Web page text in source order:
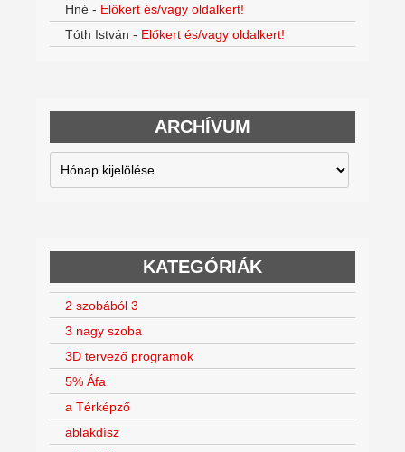
Hné - Előkert és/vagy oldalkert!
Tóth István - Előkert és/vagy oldalkert!
ARCHÍVUM
Archívum
KATEGÓRIÁK
2 szobából 3
3 nagy szoba
3D tervező programok
5% Áfa
a Térképző
ablakdísz